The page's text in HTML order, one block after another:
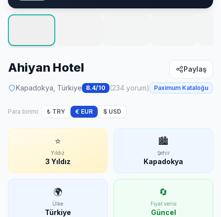
Ahiyan Hotel Paylaş
Kapadokya, Türkiye 8.4/10 (234 yorum) Paximum Kataloğu
Para birimi: ₺ TRY € EUR $ USD
⭐
Yıldız
3 Yıldız
🏙
Şehir
Kapadokya
🌍
Ülke
Türkiye
🔄
Fiyat verisi
Güncel